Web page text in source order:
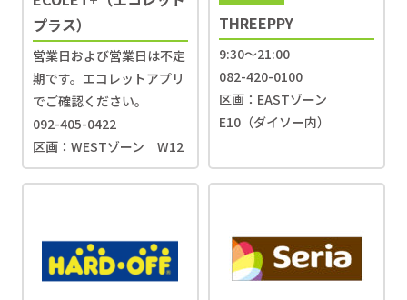
プラス）
営業⽇および営業⽇は不定
期です。エコレットアプリ
でご確認ください。
092-405-0422
区画：WESTゾーン W12
THREEPPY
9:30〜21:00
082-420-0100
区画：EASTゾーン
E10（ダイソー内）